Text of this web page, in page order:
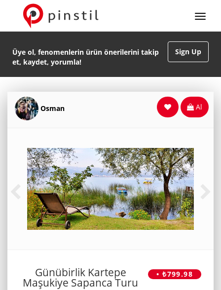
Sign Up
Üye ol, fenomenlerin ürün önerilerini takip
et, kaydet, yorumla!
Osman Al
• ₺799.98
Günübirlik Kartepe
Maşukiye Sapanca Turu